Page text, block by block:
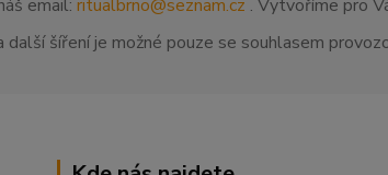
email: ritualbrno@seznam.cz . Vytvoříme pro
šíření je možné pouze se souhlasem